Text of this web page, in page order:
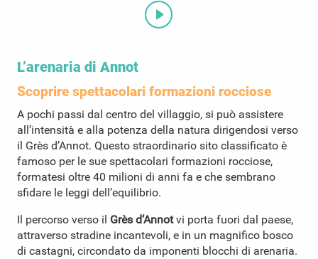
L’arenaria di Annot
Scoprire spettacolari formazioni rocciose
A pochi passi dal centro del villaggio, si può assistere
all’intensità e alla potenza della natura dirigendosi verso
il Grès d’Annot. Questo straordinario sito classificato è
famoso per le sue spettacolari formazioni rocciose,
formatesi oltre 40 milioni di anni fa e che sembrano
sfidare le leggi dell’equilibrio.
Il percorso verso il Grès d’Annotvi porta fuori dal paese,
attraverso stradine incantevoli, e in un magnifico bosco
di castagni, circondato da imponenti blocchi di arenaria.